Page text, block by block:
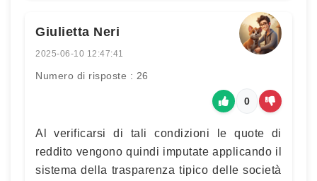
Giulietta Neri
2025-06-10 12:47:41
Numero di risposte : 26
0
Al verificarsi di tali condizioni le quote di
reddito vengono quindi imputate applicando il
sistema della trasparenza tipico delle società